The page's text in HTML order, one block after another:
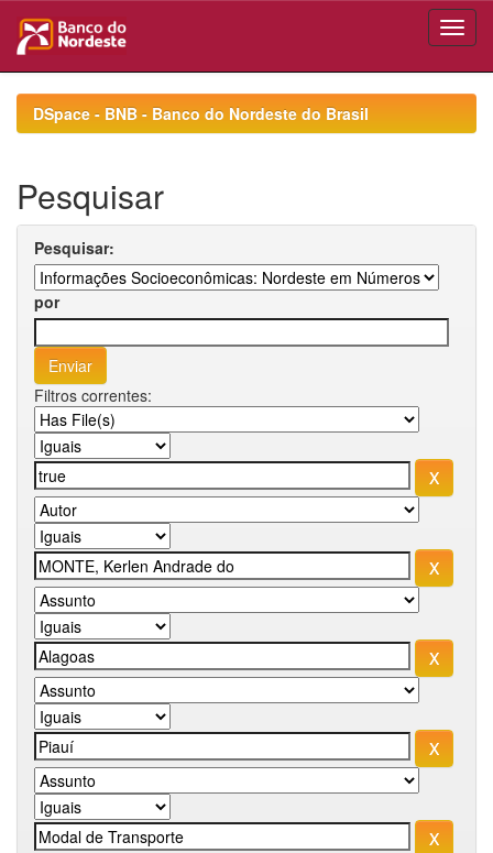
navigationDSpace - BNB - Banco do Nordeste do Brasil
Pesquisar
Pesquisar:
por
Filtros correntes: